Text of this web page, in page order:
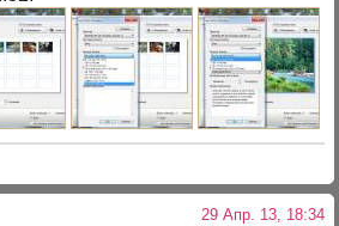
29 Апр. 13, 18:34